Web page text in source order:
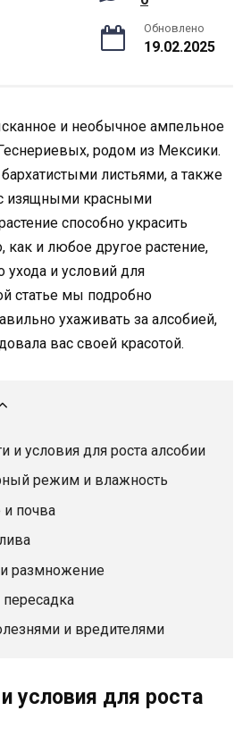
Обновлено
19.02.2025
и необычное ампельное
родом из Мексики.
листьями, а также
изящными красными
способно украсить
как и любое другое растение,
ухода и условий для
статье мы подробно
ухаживать за алсобией,
вас своей красотой.
и условия для роста алсобии
режим и влажность
почва
размножение
и вредителями
условия для роста